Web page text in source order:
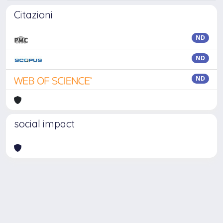
Citazioni
ND
ND
ND
social impact